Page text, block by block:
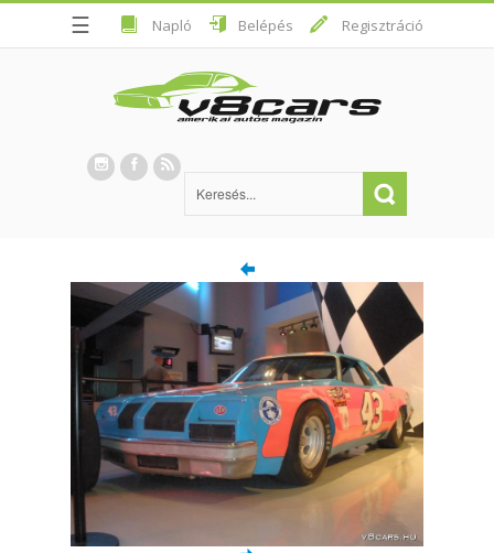
☰ Napló Belépés Regisztráció